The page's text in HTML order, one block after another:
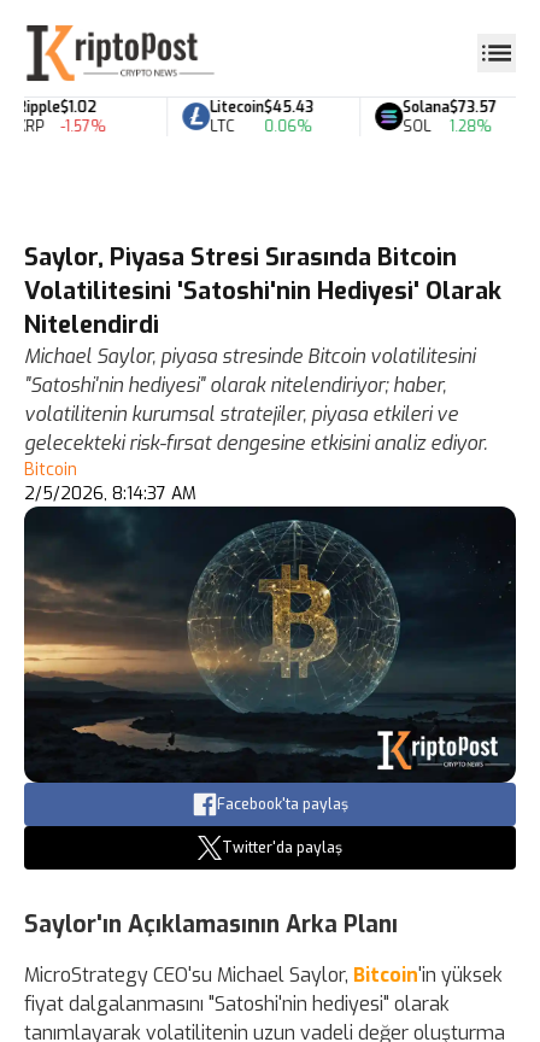
Ripple
XRP
$1.02
-1.57%
Litecoin
LTC
$45.43
0.06%
Solana
SOL
$73.57
1.28%
Saylor, Piyasa Stresi Sırasında Bitcoin
Volatilitesini 'Satoshi'nin Hediyesi' Olarak
Nitelendirdi
Michael Saylor, piyasa stresinde Bitcoin volatilitesini
"Satoshi'nin hediyesi" olarak nitelendiriyor; haber,
volatilitenin kurumsal stratejiler, piyasa etkileri ve
gelecekteki risk-fırsat dengesine etkisini analiz ediyor.
Bitcoin
2/5/2026, 8:14:37 AM
Facebook'ta paylaş
Twitter'da paylaş
Saylor'ın Açıklamasının Arka Planı
MicroStrategy CEO'su Michael Saylor, Bitcoin'in yüksek
fiyat dalgalanmasını "Satoshi'nin hediyesi" olarak
tanımlayarak volatilitenin uzun vadeli değer oluşturma